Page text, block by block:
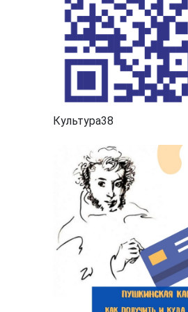
Культура38